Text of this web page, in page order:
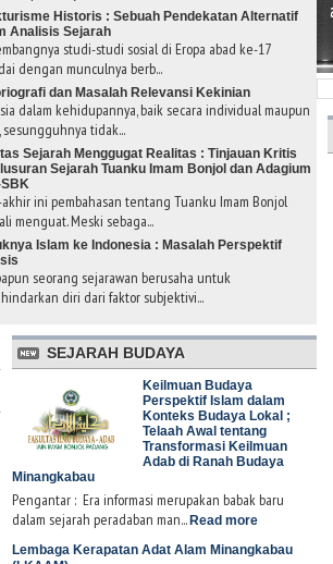
Historis : Sebuah Pendekatan Alternatif
Analisis Sejarah
studi-studi sosial di Eropa abad ke-17
dengan munculnya berb...
dan Masalah Relevansi Kekinian
dalam kehidupannya, baik secara individual maupun
sesungguhnya tidak...
Sejarah Menggugat Realitas : Tinjauan Kritis
Sejarah Tuanku Imam Bonjol dan Adagium
ini pembahasan tentang Tuanku Imam Bonjol
menguat. Meski sebaga...
Islam ke Indonesia : Masalah Perspektif
seorang sejarawan berusaha untuk
diri dari faktor subjektivi...
SEJARAH BUDAYA
Keilmuan Budaya
Perspektif Islam dalam
Konteks Budaya Lokal ;
Telaah Awal tentang
Transformasi Keilmuan
Adab di Ranah Budaya
Minangkabau
Pengantar : Era informasi merupakan babak baru
dalam sejarah peradaban man... Read more
Lembaga Kerapatan Adat Alam Minangkabau